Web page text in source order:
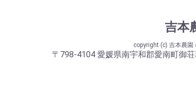
吉本
copyright (c) 吉本農園
〒798-4104 愛媛県南宇和郡愛南町御